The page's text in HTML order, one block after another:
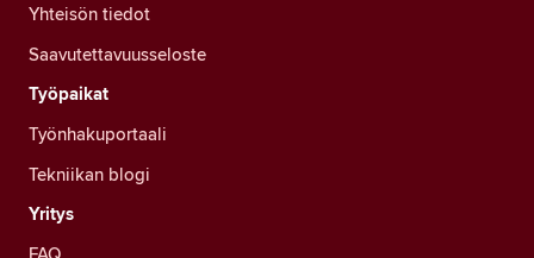
Yhteisön tiedot
Saavutettavuusseloste
Työpaikat
Työnhakuportaali
Tekniikan blogi
Yritys